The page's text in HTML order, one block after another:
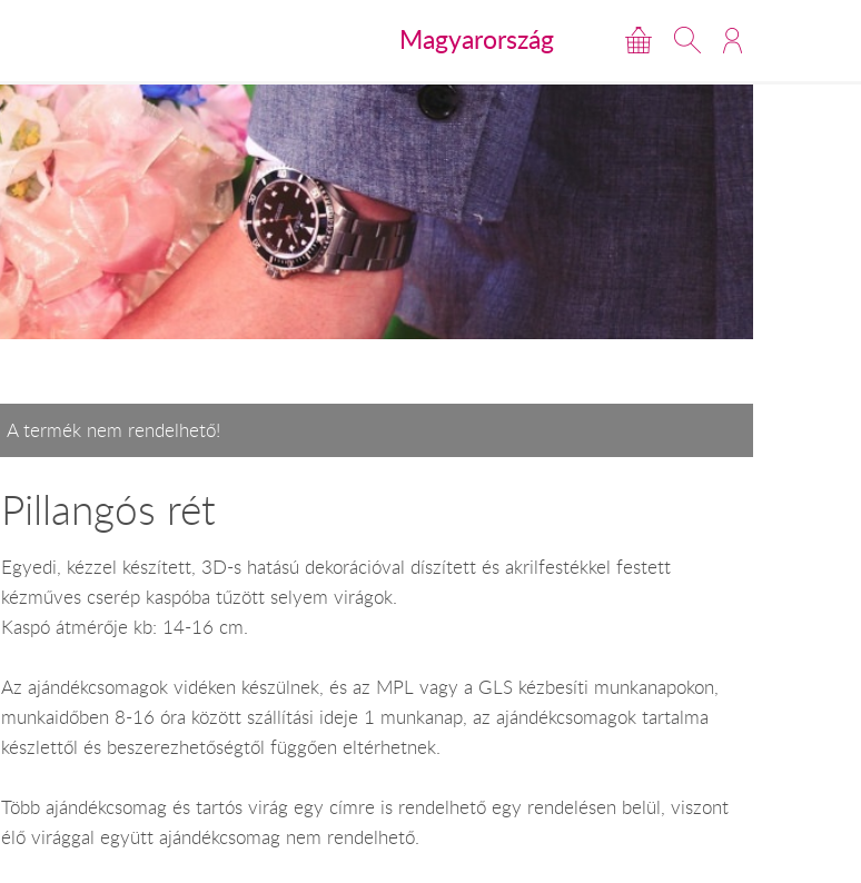
Magyarország
A termék nem rendelhető!
Pillangós rét
Egyedi, kézzel készített, 3D-s hatású dekorációval díszített és akrilfestékkel festett
kézműves cserép kaspóba tűzött selyem virágok.
Kaspó átmérője kb: 14-16 cm.
Az ajándékcsomagok vidéken készülnek, és az MPL vagy a GLS kézbesíti munkanapokon,
munkaidőben 8-16 óra között szállítási ideje 1 munkanap, az ajándékcsomagok tartalma
készlettől és beszerezhetőségtől függően eltérhetnek.
Több ajándékcsomag és tartós virág egy címre is rendelhető egy rendelésen belül, viszont
élő virággal együtt ajándékcsomag nem rendelhető.